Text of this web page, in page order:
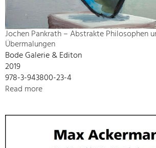
Jochen Pankrath – Abstrakte Philosophen
Übermalungen
Bode Galerie & Editon
2019
978-3-943800-23-4
Read more